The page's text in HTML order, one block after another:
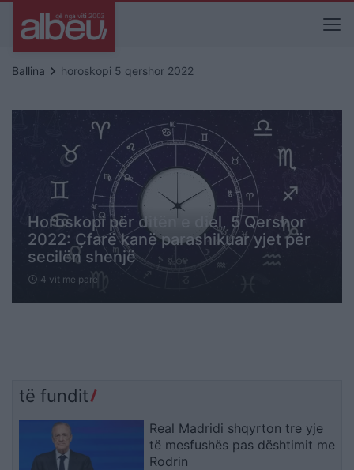
Ballina keyboard_arrow_right horoskopi 5 qershor 2022
Horoskopi për ditën e diel, 5 Qershor
2022: Çfarë kanë parashikuar yjet për
secilën shenjë
schedule 4 vit me parë
të fundit
Real Madridi shqyrton tre yje
të mesfushës pas dështimit me
Rodrin